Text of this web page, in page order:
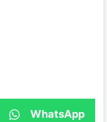
WhatsApp